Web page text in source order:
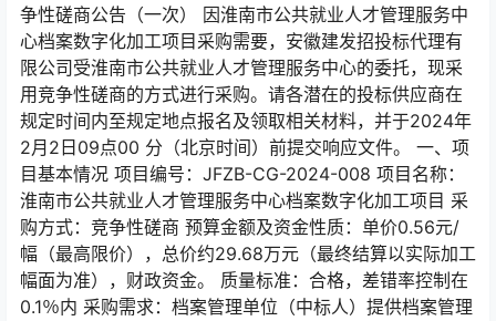
争性磋商公告（一次） 因淮南市公共就业人才管理服务中
心档案数字化加工项目采购需要，安徽建发招投标代理有
限公司受淮南市公共就业人才管理服务中心的委托，现采
用竞争性磋商的方式进行采购。请各潜在的投标供应商在
规定时间内至规定地点报名及领取相关材料，并于2024年
2月2日09点00 分（北京时间）前提交响应文件。 一、项
目基本情况 项目编号：JFZB-CG-2024-008 项目名称：
淮南市公共就业人才管理服务中心档案数字化加工项目 采
购方式：竞争性磋商 预算金额及资金性质：单价0.56元/
幅（最高限价），总价约29.68万元（最终结算以实际加工
幅面为准），财政资金。 质量标准：合格，差错率控制在
0.1％内 采购需求：档案管理单位（中标人）提供档案管理